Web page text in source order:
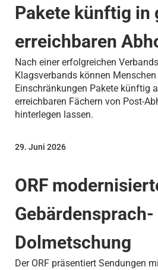
Pakete künftig in
erreichbaren
Nach einer erfolgreichen
Klagsverbands können
Einschränkungen Pakete künftig
erreichbaren Fächern von Post-
hinterlegen lassen.
ORF
Gebärdensprach-
Dolmetschung
29. Juni 2026
Der ORF präsentiert Sendungen